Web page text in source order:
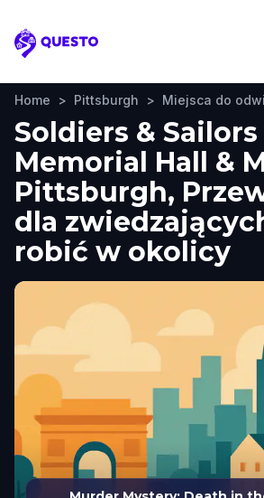
Questo
Home > Pittsburgh > Miejsca do
Soldiers & Sailors
Memorial Hall &
Pittsburgh,
dla
robić w okolicy